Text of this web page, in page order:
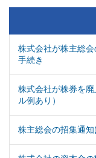
株式会社が株主総
手続き
株式会社が株券を
ル例あり）
株主総会の招集通